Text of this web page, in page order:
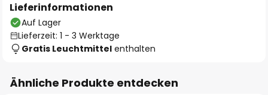
Lieferinformationen
Auf Lager
Lieferzeit: 1 - 3 Werktage
Gratis Leuchtmittel enthalten
Ähnliche Produkte entdecken